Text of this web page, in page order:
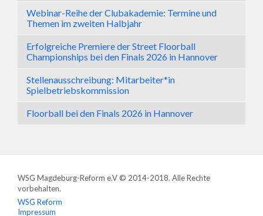
Webinar-Reihe der Clubakademie: Termine und
Themen im zweiten Halbjahr
Erfolgreiche Premiere der Street Floorball
Championships bei den Finals 2026 in Hannover
Stellenausschreibung: Mitarbeiter*in
Spielbetriebskommission
Floorball bei den Finals 2026 in Hannover
WSG Magdeburg-Reform e.V © 2014-2018. Alle Rechte
vorbehalten.
WSG Reform
Impressum